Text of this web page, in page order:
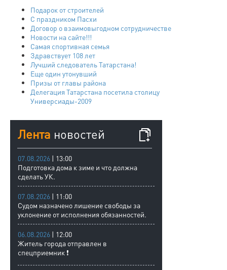
Подарок от строителей
С праздником Пасхи
Договор о взаимовыгодном сотрудничестве
Новости на сайте!!!
Самая спортивная семья
Здравствует 108 лет
Лучший следователь Татарстана!
Еще один утонувший
Призы от главы района
Делегация Татарстана посетила столицу
Универсиады-2009
Лента новостей
07.08.2026 | 13:00
Подготовка дома к зиме и что должна
сделать УК.
07.08.2026 | 11:00
Судом назначено лишение свободы за
уклонение от исполнения обязанностей.
06.08.2026 | 12:00
Житель города отправлен в
спецприемник ❗